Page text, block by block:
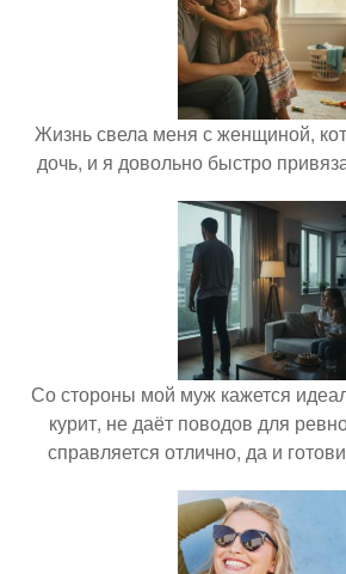
Жизнь свела меня с женщиной,
дочь, и я довольно быстро
Со стороны мой муж кажется
курит, не даёт поводов для
справляется отлично, да и